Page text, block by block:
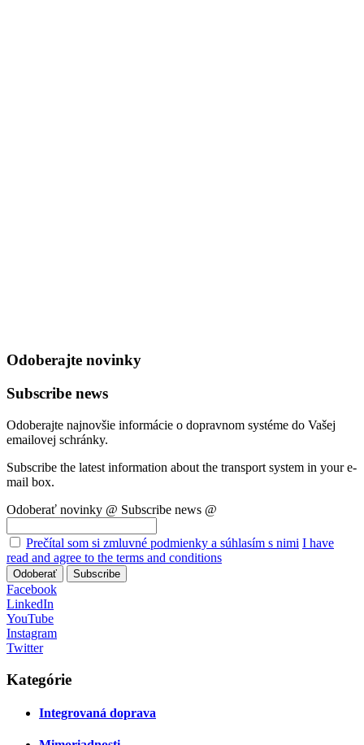
Odoberajte novinky
Subscribe news
Odoberajte najnovšie informácie o dopravnom systéme do Vašej
emailovej schránky.
Subscribe the latest information about the transport system in your e-
mail box.
Odoberať novinky @ Subscribe news @
Prečítal som si zmluvné podmienky a súhlasím s nimi I have
read and agree to the terms and conditions
Odoberať Subscribe
Facebook
LinkedIn
YouTube
Instagram
Twitter
Kategórie
Integrovaná doprava